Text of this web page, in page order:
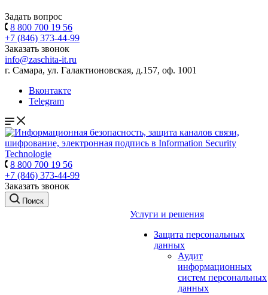
Задать вопрос
8 800 700 19 56
+7 (846) 373-44-99
Заказать звонок
info@zaschita-it.ru
г. Самара, ул. Галактионовская, д.157, оф. 1001
Вконтакте
Telegram
8 800 700 19 56
+7 (846) 373-44-99
Заказать звонок
Поиск
Услуги и решения
Защита персональных
данных
Аудит
информационных
систем персональных
данных